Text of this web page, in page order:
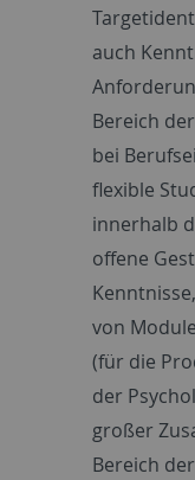
auch
Bereich
bei
flexible
innerhalb
offene
von
(für die
der
großer
Bereich